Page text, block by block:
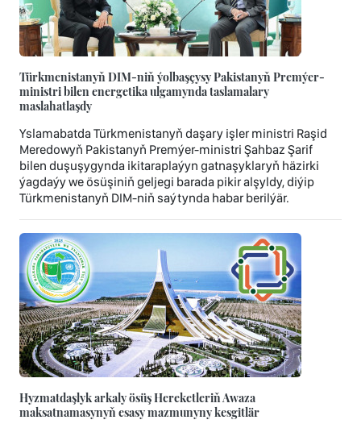
Türkmenistanyň DIM-niň ýolbaşçysy Pakistanyň Premýer-
ministri bilen energetika ulgamynda taslamalary
maslahatlaşdy
Yslamabatda Türkmenistanyň daşary işler ministri Raşid
Meredowyň Pakistanyň Premýer-ministri Şahbaz Şarif
bilen duşuşygynda ikitaraplaýyn gatnaşyklaryň häzirki
ýagdaýy we ösüşiniň geljegi barada pikir alşyldy, diýip
Türkmenistanyň DIM-niň saýtynda habar berilýär.
Hyzmatdaşlyk arkaly ösüş Hereketleriň Awaza
maksatnamasynyň esasy mazmunyny kesgitlär